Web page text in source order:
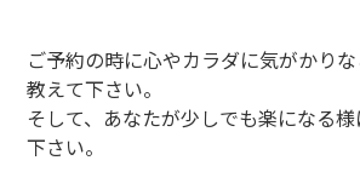
ご予約の時に心やカラダに気がかり
教えて下さい。
そして、あなたが少しでも楽になる
下さい。